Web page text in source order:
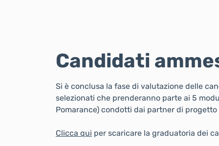
Candidati
Si è conclusa la fase di valutazione delle
selezionati che prenderanno parte ai 5
Pomarance) condotti dai partner di progetto
Clicca qui per scaricare la graduatoria dei